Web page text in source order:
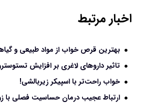
اخبار مرتبط
بهترین قرص خواب از مواد طبیعی و
تاثیر داروهای لاغری بر افزایش
خواب راحت‌تر با اسپیکر زیربالشی!
ارتباط عجیب درمان حساسیت فصلی با